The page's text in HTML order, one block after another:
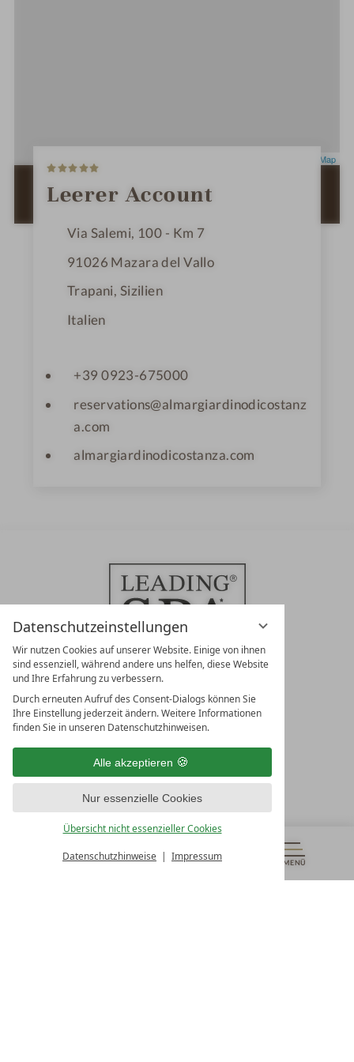
Datenschutzeinstellungen
Wir nutzen Cookies auf unserer Website. Einige von ihnen
sind essenziell, während andere uns helfen, diese Website
und Ihre Erfahrung zu verbessern.
Durch erneuten Aufruf des Consent-Dialogs können Sie
Ihre Einstellung jederzeit ändern. Weitere Informationen
finden Sie in unseren Datenschutzhinweisen.
Alle akzeptieren
Nur essenzielle Cookies
Übersicht nicht essenzieller Cookies
Datenschutzhinweise Impressum
MENÜ
GUTSCHEINE & MEHR ALLE RESORTS
OpenStreetMap
ZUR ROUTENPLANUNG MIT GOOGLE
MAPS
t
e
n
e
Leerer Account
Via Salemi, 100 - Km 7
91026 Mazara del Vallo
Trapani, Sizilien
Italien
+39 0923-675000
reservations@almargiardinodicostanz
a.com
almargiardinodicostanza.com
LEADING SPA RESORTS
10. Oktober Str. 17/Top 1
Österreich
T +43 4242 22077
UNSERE ÖFFNUNGSZEITEN